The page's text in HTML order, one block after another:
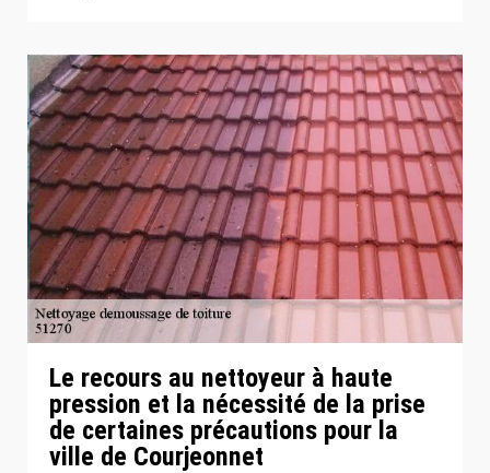
Le recours au nettoyeur à haute
pression et la nécessité de la prise
de certaines précautions pour la
ville de Courjeonnet